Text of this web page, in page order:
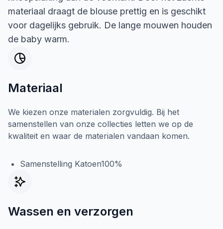
materiaal draagt de blouse prettig en is geschikt
voor dagelijks gebruik. De lange mouwen houden
de baby warm.
Materiaal
We kiezen onze materialen zorgvuldig. Bij het
samenstellen van onze collecties letten we op de
kwaliteit en waar de materialen vandaan komen.
Samenstelling Katoen100%
Wassen en verzorgen